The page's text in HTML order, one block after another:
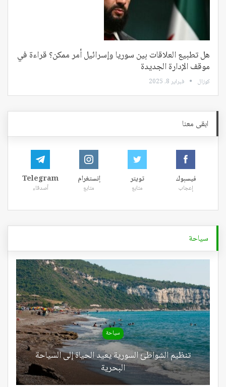
هل تطبيع العلاقات بين سوريا وإسرائيل أمر ممكن؟ قراءة في
موقف الإدارة الجديدة
كوزال فبراير 8, 2025
ابقى معنا
فيسبوك
إعجاب
تويتر
متابع
إنستغرام
متابع
Telegram
أصدقاء
سياحة
سياحة
تنظيم الشواطئ السورية يعيد الحياة إلى السياحة
البحرية